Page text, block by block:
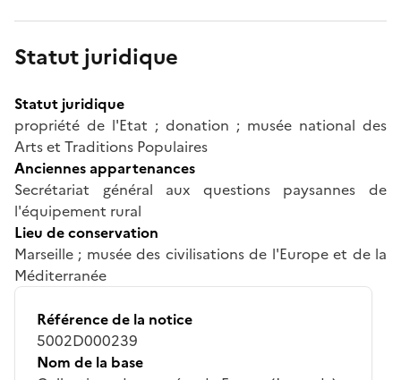
Statut juridique
Statut juridique
propriété de l'Etat ; donation ; musée national des
Arts et Traditions Populaires
Anciennes appartenances
Secrétariat général aux questions paysannes de
l'équipement rural
Lieu de conservation
Marseille ; musée des civilisations de l'Europe et de la
Méditerranée
Référence de la notice
5002D000239
Nom de la base